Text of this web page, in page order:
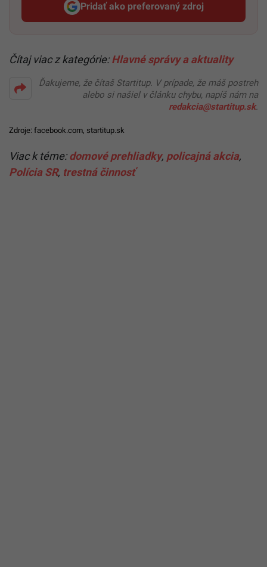
Pridať ako preferovaný zdroj
Startitup, odkaz sa otvorí v
Čítaj viac z kategórie:Hlavné správy a aktuality
Ďakujeme, že čítaš Startitup. V prípade, že máš postreh
alebo si našiel v článku chybu, napíš nám na
redakcia@startitup.sk.
Zdroje: facebook.com, startitup.sk
Viac k téme:domové prehliadky, policajná akcia,
Polícia SR, trestná činnosť